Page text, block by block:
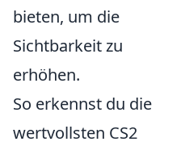
bieten, um die
Sichtbarkeit zu
erhöhen.
So erkennst du die
wertvollsten CS2